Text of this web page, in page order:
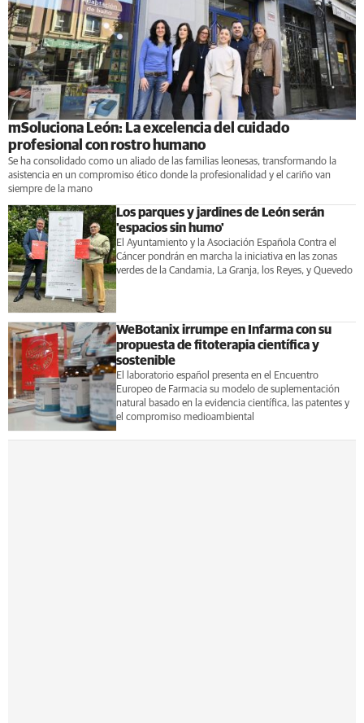
mSoluciona León: La excelencia del cuidado
profesional con rostro humano
Se ha consolidado como un aliado de las familias leonesas, transformando la
asistencia en un compromiso ético donde la profesionalidad y el cariño van
siempre de la mano
Los parques y jardines de León serán
'espacios sin humo'
El Ayuntamiento y la Asociación Española Contra el
Cáncer pondrán en marcha la iniciativa en las zonas
verdes de la Candamia, La Granja, los Reyes, y Quevedo
WeBotanix irrumpe en Infarma con su
propuesta de fitoterapia científica y
sostenible
El laboratorio español presenta en el Encuentro
Europeo de Farmacia su modelo de suplementación
natural basado en la evidencia científica, las patentes y
el compromiso medioambiental